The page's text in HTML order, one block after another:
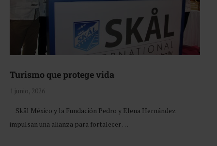
Turismo que protege vida
1 junio, 2026
Skål México y la Fundación Pedro y Elena Hernández
impulsan una alianza para fortalecer …